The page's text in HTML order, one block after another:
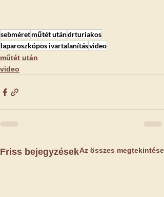
sebméretműtét utándrturiakos
laparoszkópos ivartalanításvideo
műtét után
video
Friss bejegyzésekAz összes megtekintése